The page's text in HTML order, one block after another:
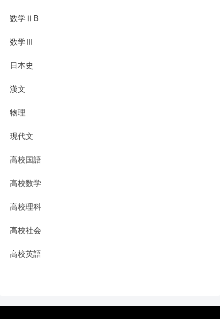
数学ⅡB
数学Ⅲ
日本史
漢文
物理
現代文
高校国語
高校数学
高校理科
高校社会
高校英語